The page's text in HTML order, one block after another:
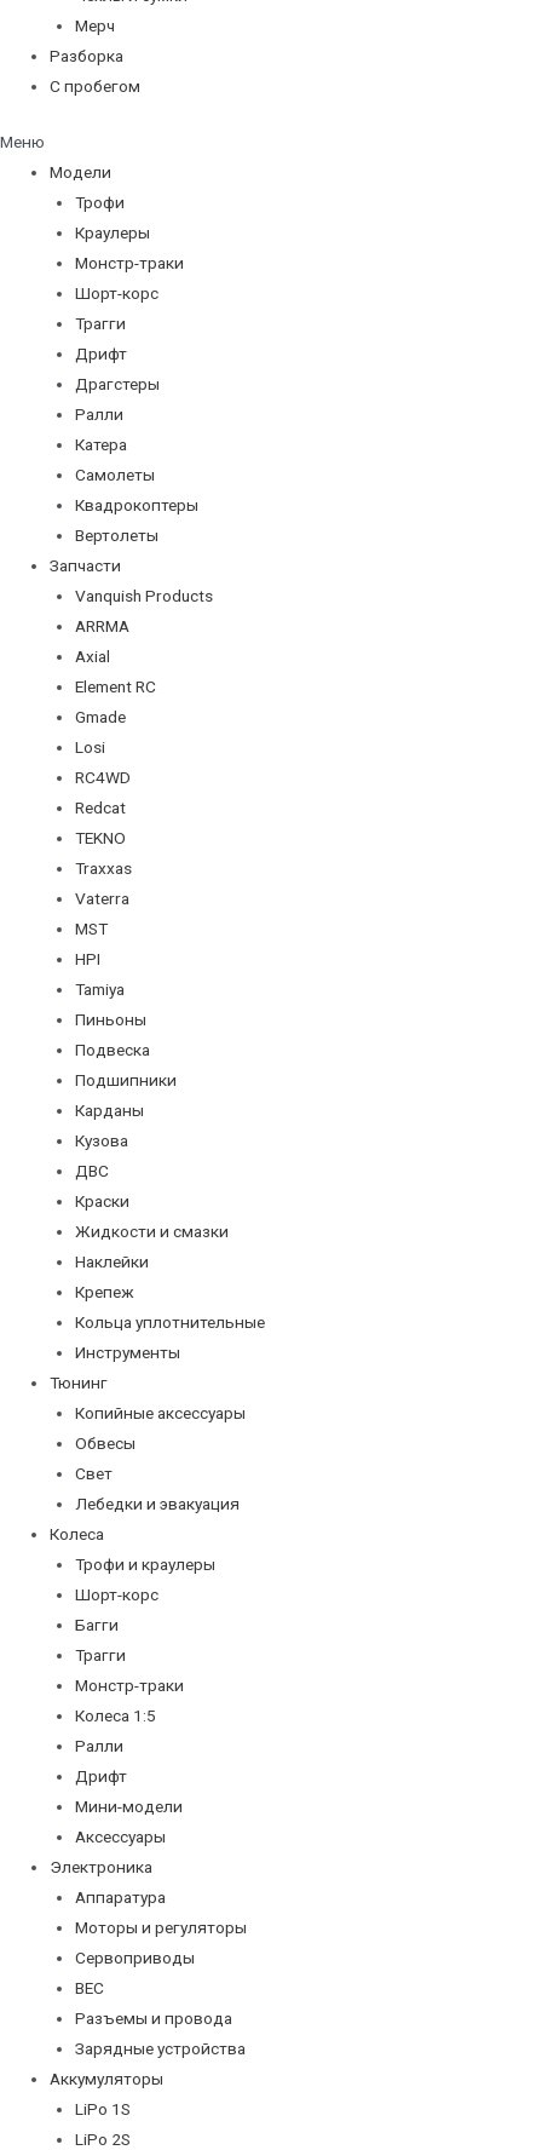
Мерч
Разборка
С пробегом
Меню
Модели
Трофи
Краулеры
Монстр-траки
Шорт-корс
Трагги
Дрифт
Драгстеры
Ралли
Катера
Самолеты
Квадрокоптеры
Вертолеты
Запчасти
Vanquish Products
ARRMA
Axial
Element RC
Gmade
Losi
RC4WD
Redcat
TEKNO
Traxxas
Vaterra
MST
HPI
Tamiya
Пиньоны
Подвеска
Подшипники
Карданы
Кузова
ДВС
Краски
Жидкости и смазки
Наклейки
Крепеж
Кольца уплотнительные
Инструменты
Тюнинг
Копийные аксессуары
Обвесы
Свет
Лебедки и эвакуация
Колеса
Трофи и краулеры
Шорт-корс
Багги
Трагги
Монстр-траки
Колеса 1:5
Ралли
Дрифт
Мини-модели
Аксессуары
Электроника
Аппаратура
Моторы и регуляторы
Сервоприводы
BEC
Разъемы и провода
Зарядные устройства
Аккумуляторы
LiPo 1S
LiPo 2S